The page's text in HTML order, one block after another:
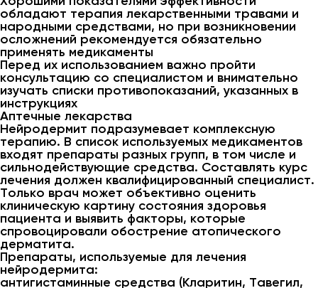
обладают терапия лекарственными травами и
народными средствами, но при возникновении
осложнений рекомендуется обязательно
применять медикаменты
Перед их использованием важно пройти
консультацию со специалистом и внимательно
изучать списки противопоказаний, указанных в
инструкциях
Аптечные лекарства
Нейродермит подразумевает комплексную
терапию. В список используемых медикаментов
входят препараты разных групп, в том числе и
сильнодействующие средства. Составлять курс
лечения должен квалифицированный специалист.
Только врач может объективно оценить
клиническую картину состояния здоровья
пациента и выявить факторы, которые
спровоцировали обострение атопического
дерматита.
Препараты, используемые для лечения
нейродермита:
антигистаминные средства (Кларитин, Тавегил,